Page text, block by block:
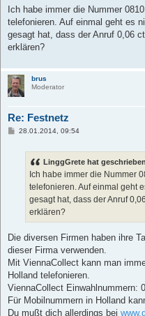
i
r
a
Ich habe immer die Nummer
telefonieren. Auf einmal geht es
gesagt hat, dass der Anruf 0,06
erklären?
brus
Moderator
Re: Festnetz
B28.01.2014, 09:54
LinggGrete hat
Ich habe immer die Nummer
telefonieren. Auf einmal geht
gesagt hat, dass der Anruf
erklären?
Die diversen Firmen haben ihre
dieser Firma verwenden.
Mit ViennaCollect kann man
Holland telefonieren.
ViennaCollect Einwahlnummern:
Für Mobilnummern in Holland
Du mußt dich allerdings bei